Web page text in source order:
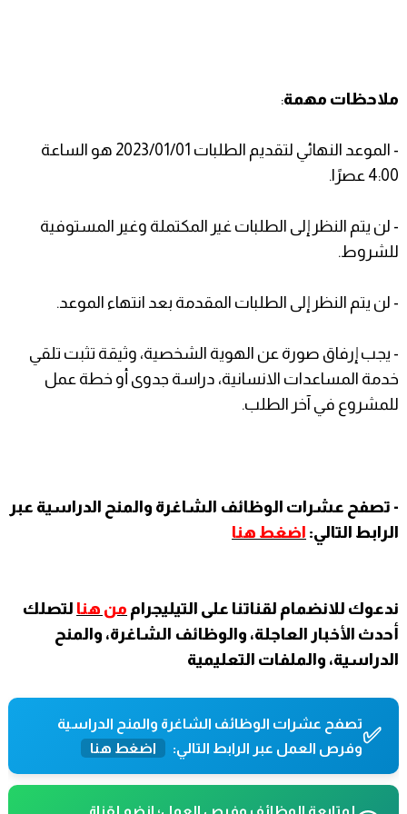
ملاحظات مهمة:
- الموعد النهائي لتقديم الطلبات 2023/01/01 هو الساعة
4:00 عصرًا.
- لن يتم النظر إلى الطلبات غير المكتملة وغير المستوفية
للشروط.
- لن يتم النظر إلى الطلبات المقدمة بعد انتهاء الموعد.
- يجب إرفاق صورة عن الهوية الشخصية، وثيقة تثبت تلقي
خدمة المساعدات الانسانية، دراسة جدوى أو خطة عمل
للمشروع في آخر الطلب.
- تصفح عشرات الوظائف الشاغرة والمنح الدراسية عبر
الرابط التالي: اضغط هنا
ندعوك للانضمام لقناتنا على التيليجرام من هنا لتصلك
أحدث الأخبار العاجلة، والوظائف الشاغرة، والمنح
الدراسية، والملفات التعليمية
✅تصفح عشرات الوظائف الشاغرة والمنح الدراسية
وفرص العمل عبر الرابط التالي:
اضغط هنا
لمتابعة الوظائف وفرص العمل؛ انضم لقناة